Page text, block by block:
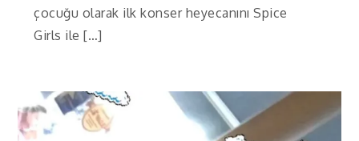
çocuğu olarak ilk konser heyecanını Spice
Girls ile […]